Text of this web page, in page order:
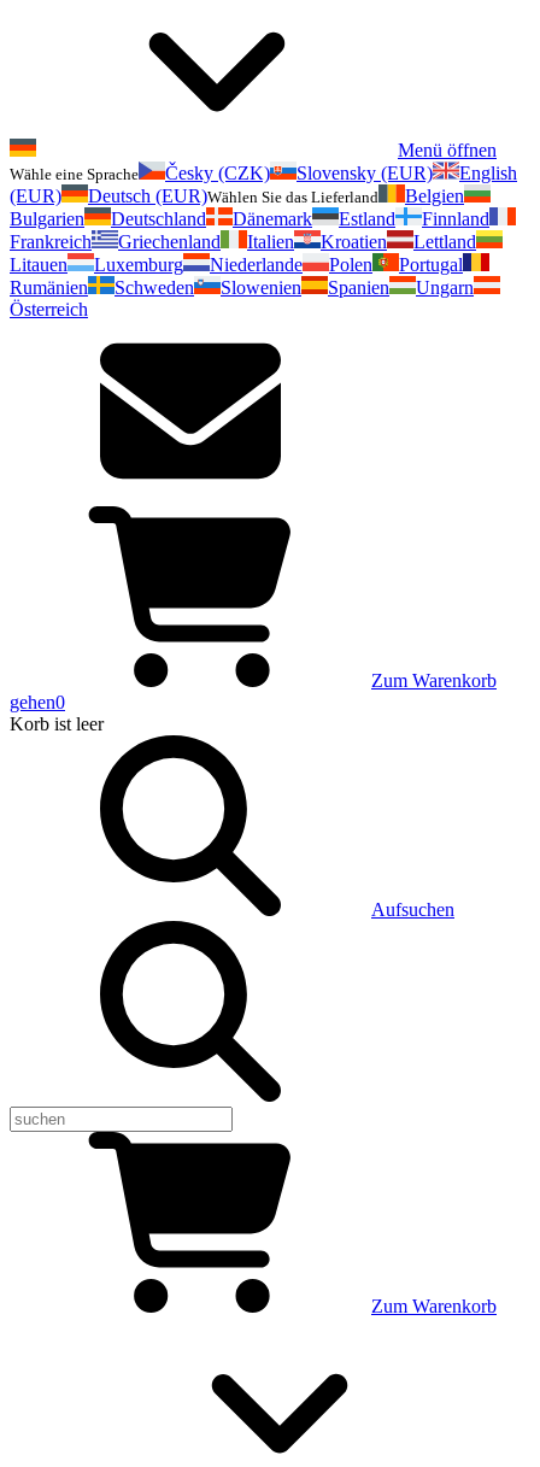
Menü öffnen
Wähle eine Sprache Česky (CZK) Slovensky (EUR)
English
(EUR)
Deutsch (EUR)Wählen Sie das Lieferland
Belgien
Bulgarien
Deutschland Dänemark Estland
Finnland
Frankreich
Griechenland Italien Kroatien
Lettland
Litauen
Luxemburg Niederlande Polen
Portugal
Rumänien
Schweden Slowenien Spanien
Ungarn
Österreich
Zum Warenkorb
gehen0
Korb ist leer
Aufsuchen
Zum Warenkorb